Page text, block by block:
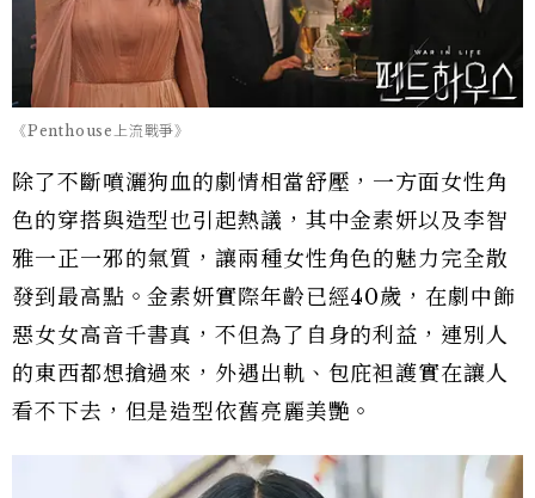
《Penthouse上流戰爭》
除了不斷噴灑狗血的劇情相當舒壓，一方面女性角
色的穿搭與造型也引起熱議，其中金素妍以及李智
雅一正一邪的氣質，讓兩種女性角色的魅力完全散
發到最高點。金素妍實際年齡已經40歲，在劇中飾
惡女女高音千書真，不但為了自身的利益，連別人
的東西都想搶過來，外遇出軌、包庇袒護實在讓人
看不下去，但是造型依舊亮麗美艷。